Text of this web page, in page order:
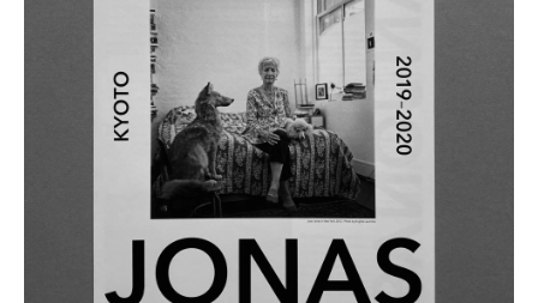
・アプリケーション、UI/UXデザイン
・プロダクトデザイン
デザイナー